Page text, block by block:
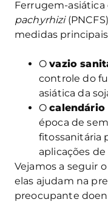
Ferrugem-asiática
pachyrhizi
medidas
Ovazio
controle do
asiática da
Ocalendário
época de
fitossanitária
aplicações
Vejamos a seguir
elas ajudam na
preocupante